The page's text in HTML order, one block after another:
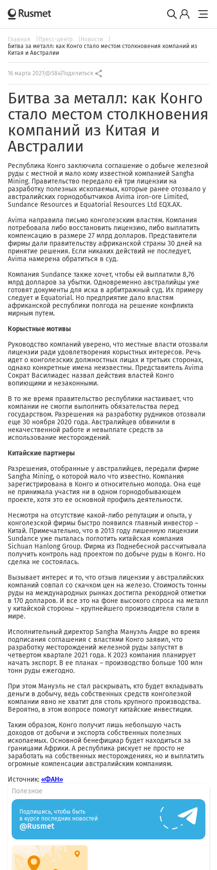
Главная Пресс-центр
Новости
Битва за металл: как Конго стало местом столкновения компаний из
Китая и Австралии
16 марта 2021 584 Поделиться
Битва за металл: как Конго
стало местом столкновения
компаний из Китая и
Австралии
Республика Конго заключила соглашение о добыче железной
руды с местной и мало кому известной компанией Sangha
Mining. Правительство передало ей три лицензии на
разработку полезных ископаемых, которые ранее отозвало у
австралийских горнодобытчиков Avima iron-ore Limited,
Sundance Resources и Equatorial Resources Ltd EQX.AX.
Avima направила письмо конголезским властям. Компания
потребовала либо восстановить лицензию, либо выплатить
компенсацию в размере 27 млрд долларов. Представители
фирмы дали правительству африканской страны 30 дней на
принятие решения. Если никаких действий не последует,
Avima намерена обратиться в суд.
Компания Sundance также хочет, чтобы ей выплатили 8,76
млрд долларов за убытки. Одновременно австралийцы уже
готовят документы для иска в арбитражный суд. Их примеру
следует и Equatorial. Но предприятие дало властям
африканской республики полгода на решение конфликта
мирным путем.
Корыстные мотивы
Руководство компаний уверено, что местные власти отозвали
лицензии ради удовлетворения корыстных интересов. Речь
идет о конголезских должностных лицах и третьих сторонах,
однако конкретные имена неизвестны. Представитель Avima
Сократ Василиадес назвал действия властей Конго
вопиющими и незаконными.
В то же время правительство республики настаивает, что
компании не смогли выполнить обязательства перед
государством. Разрешения на разработку рудников отозвали
еще 30 ноября 2020 года. Австралийцев обвинили в
некачественной работе и невыплате средств за
использование месторождений.
Китайские партнеры
Разрешения, отобранные у австралийцев, передали фирме
Sangha Mining, о которой мало что известно. Компания
зарегистрирована в Конго и относительно молода. Она еще
не принимала участия ни в одном горнодобывающем
проекте, хотя это ее основной профиль деятельности.
Несмотря на отсутствие какой-либо репутации и опыта, у
конголезской фирмы быстро появился главный инвестор –
Китай. Примечательно, что в 2013 году лишенную лицензии
Sundance уже пыталась поглотить китайская компания
Sichuan Hanlong Group. Фирма из Поднебесной рассчитывала
получить контроль над проектом по добыче руды в Конго. Но
сделка не состоялась.
Вызывает интерес и то, что отзыв лицензии у австралийских
компаний совпал со скачком цен на железо. Стоимость тонны
руды на международных рынках достигла рекордной отметки
в 170 долларов. И все это на фоне высокого спроса на металл
у китайской стороны – крупнейшего производителя стали в
мире.
Исполнительный директор Sangha Мануэль Андре во время
подписания соглашения с властями Конго заявил, что
разработку месторождений железной руды запустят в
четвертом квартале 2021 года. К 2023 компания планирует
начать экспорт. В ее планах – производство больше 100 млн
тонн руды ежегодно.
При этом Мануэль не стал раскрывать, кто будет вкладывать
деньги в добычу, ведь собственных средств конголезкой
компании явно не хватит для столь крупного производства.
Вероятно, в этом вопросе помогут китайские инвестиции.
Таким образом, Конго получит лишь небольшую часть
доходов от добычи и экспорта собственных полезных
ископаемых. Основной бенефициар будет находиться за
границами Африки. А республика рискует не просто не
заработать на собственных месторождениях, но и выплатить
огромные компенсации австралийским компаниям.
Источник: «ФАН»
Полезное
Подпишись, чтобы быть
в курсе последних новостей
@Rusmet